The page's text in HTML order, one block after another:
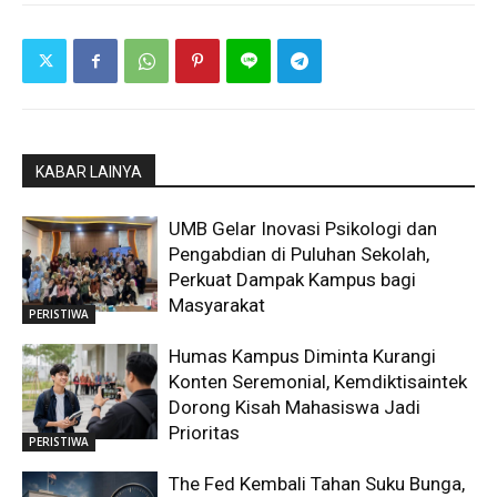
KABAR LAINYA
PERISTIWA
UMB Gelar Inovasi Psikologi dan
Pengabdian di Puluhan Sekolah,
Perkuat Dampak Kampus bagi
Masyarakat
PERISTIWA
Humas Kampus Diminta Kurangi
Konten Seremonial, Kemdiktisaintek
Dorong Kisah Mahasiswa Jadi
Prioritas
The Fed Kembali Tahan Suku Bunga,